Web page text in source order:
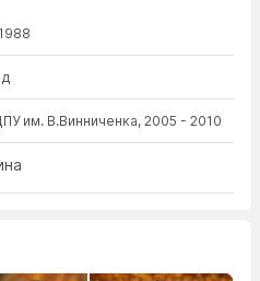
им. В.Винниченка, 2005 - 2010